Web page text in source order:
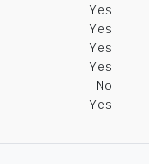
Yes
Yes
Yes
Yes
No
Yes